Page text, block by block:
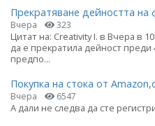
Прекратяване дейността
Вчера 323
Цитат на: Creativity I. в Вчера в
да е прекратила дейност
предпо...
Покупка на стока от
Вчера 6547
А дали не следва да сте